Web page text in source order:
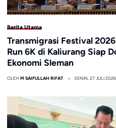
Berita Utama
Transmigrasi Festival
Run 6K di Kaliurang Siap
Ekonomi Sleman
OLEH M SAIFULLAH RIFAT SENIN, 27 JULI 2026